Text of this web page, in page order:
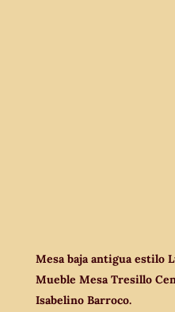
Mesa baja antigua estilo
Mueble Mesa Tresillo
Isabelino Barroco.